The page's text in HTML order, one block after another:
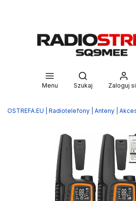
Menu
Otwórz
Szukaj Zaloguj
| Radiotelefony | Anteny |